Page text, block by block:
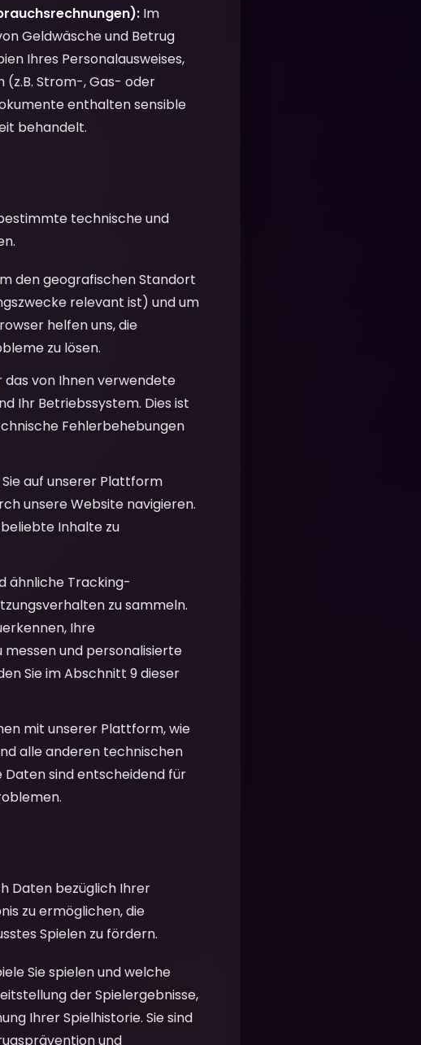
Im
Geldwäsche und Betrug
Ihres Personalausweises,
(z.B. Strom-, Gas- oder
enthalten sensible
behandelt.
technische und
den geografischen Standort
relevant ist) und um
helfen uns, die
zu lösen.
von Ihnen verwendete
Ihr Betriebssystem. Dies ist
Fehlerbehebungen
auf unserer Plattform
unsere Website navigieren.
Inhalte zu
ähnliche Tracking-
zu sammeln.
Ihre
messen und personalisierte
Sie im Abschnitt 9 dieser
mit unserer Plattform, wie
alle anderen technischen
Daten sind entscheidend für
Daten bezüglich Ihrer
zu ermöglichen, die
Spielen zu fördern.
Sie spielen und welche
der Spielergebnisse,
Ihrer Spielhistorie. Sie sind
und